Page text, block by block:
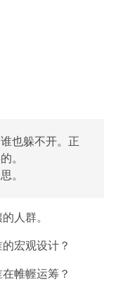
也躲不开。正
。
。
人群。
宏观设计？
帷幄运筹？